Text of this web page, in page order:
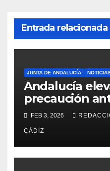
Entrada relacionada
JUNTA DE ANDALUCÍA
Andalucía
precaución
colegios
preaviso
FEB 3, 2026
CÁDIZ